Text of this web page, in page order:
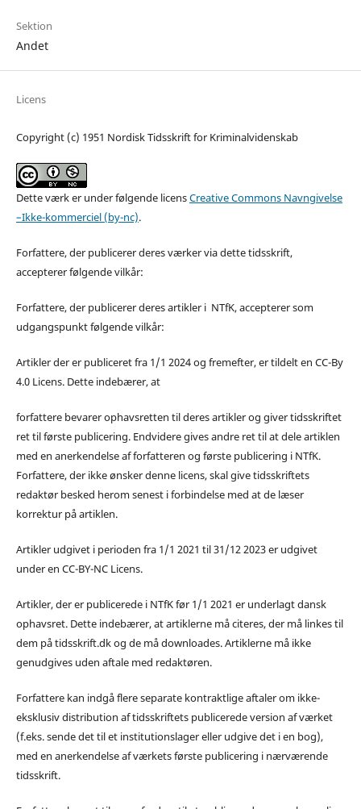
Sektion
Andet
Licens
Copyright (c) 1951 Nordisk Tidsskrift for Kriminalvidenskab
Dette værk er under følgende licensCreative Commons Navngivelse
–Ikke-kommerciel (by-nc).
Forfattere, der publicerer deres værker via dette tidsskrift,
accepterer følgende vilkår:
Forfattere, der publicerer deres artikler i NTfK, accepterer som
udgangspunkt følgende vilkår:
Artikler der er publiceret fra 1/1 2024 og fremefter, er tildelt en CC-By
4.0 Licens. Dette indebærer, at
forfattere bevarer ophavsretten til deres artikler og giver tidsskriftet
ret til første publicering. Endvidere gives andre ret til at dele artiklen
med en anerkendelse af forfatteren og første publicering i NTfK.
Forfattere, der ikke ønsker denne licens, skal give tidsskriftets
redaktør besked herom senest i forbindelse med at de læser
korrektur på artiklen.
Artikler udgivet i perioden fra 1/1 2021 til 31/12 2023 er udgivet
under en CC-BY-NC Licens.
Artikler, der er publicerede i NTfK før 1/1 2021 er underlagt dansk
ophavsret. Dette indebærer, at artiklerne må citeres, der må linkes til
dem på tidsskrift.dk og de må downloades. Artiklerne må ikke
genudgives uden aftale med redaktøren.
Forfattere kan indgå flere separate kontraktlige aftaler om ikke-
eksklusiv distribution af tidsskriftets publicerede version af værket
(f.eks. sende det til et institutionslager eller udgive det i en bog),
med en anerkendelse af værkets første publicering i nærværende
tidsskrift.